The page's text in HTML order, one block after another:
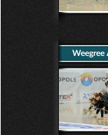
Weegree